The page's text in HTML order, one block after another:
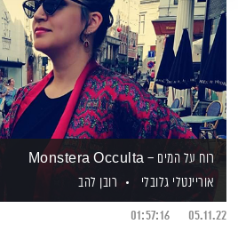
רוח על המים – Monstera Occulta
אוריינטלי גלובלי
רובן להב
05.11.22
01:57:16